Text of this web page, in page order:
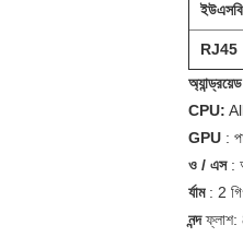
ইউএসবি
RJ45
CPU:
GPU :
ও / এস:
র্যাম: 2
নন্দফ্লাশ: